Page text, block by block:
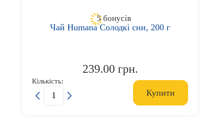
5 бонусів
Чай Humana Солодкі сни, 200 г
239.00 грн.
Кількість:
Купити